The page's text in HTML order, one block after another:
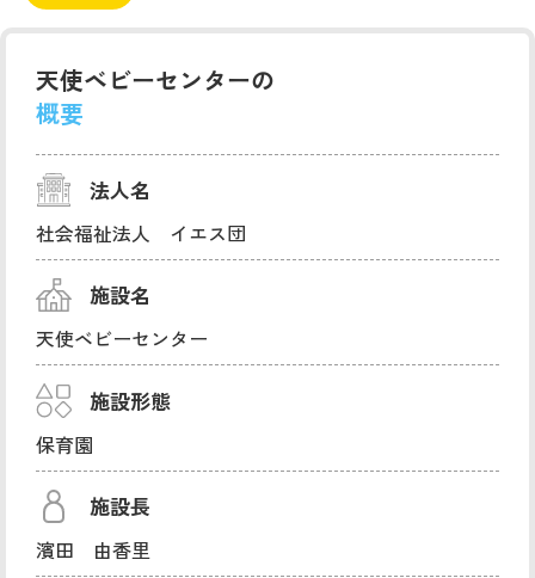
天使ベビーセンターの
概要
法人名
社会福祉法人 イエス団
施設名
天使ベビーセンター
施設形態
保育園
施設長
濱田 由香里